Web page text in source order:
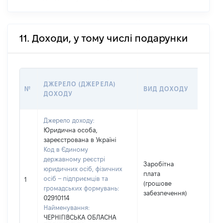
11. Доходи, у тому числі подарунки
№
ДЖЕРЕЛО (ДЖЕРЕЛА)
ДОХОДУ
ВИД ДОХОДУ
1
Джерело доходу:
Юридична особа,
зареєстрована в Україні
Код в Єдиному
державному реєстрі
юридичних осіб, фізичних
осіб – підприємців та
громадських формувань:
02910114
Найменування:
ЧЕРНІГІВСЬКА ОБЛАСНА
Заробітна
плата
(грошове
забезпечення)